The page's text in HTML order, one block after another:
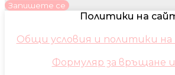
Запишете се
Политики на
Общи условия и политики
Формуляр за връщане